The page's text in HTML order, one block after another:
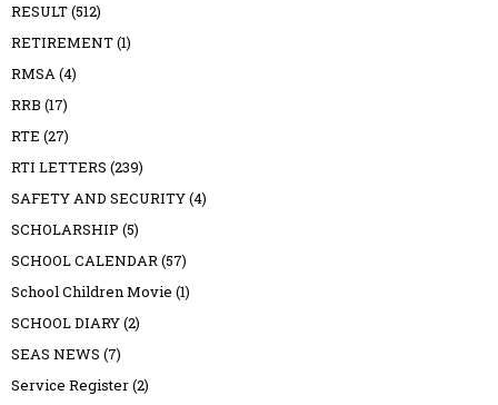
RESULT(512)
RETIREMENT(1)
RMSA(4)
RRB (17)
RTE (27)
RTI LETTERS (239)
SAFETY AND SECURITY(4)
SCHOLARSHIP (5)
SCHOOL CALENDAR(57)
School Children Movie (1)
SCHOOL DIARY(2)
SEAS NEWS (7)
Service Register(2)